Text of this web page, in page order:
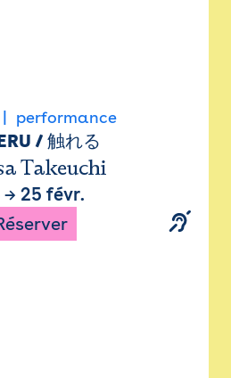
performance
/ 触れる
Takeuchi
→ 25 févr.